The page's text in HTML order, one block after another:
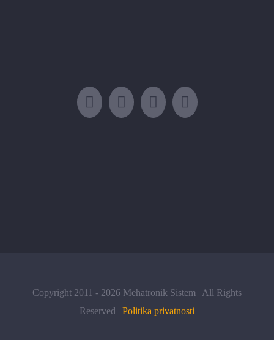
Copyright 2011 - 2026 Mehatronik Sistem | All Rights
Reserved | Politika privatnosti